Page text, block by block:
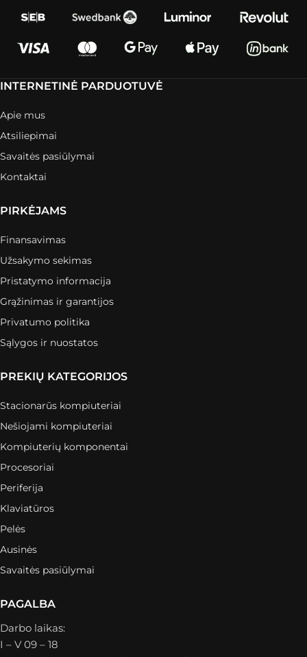
INTERNETINĖ PARDUOTUVĖ
Apie mus
Atsiliepimai
Savaitės pasiūlymai
Kontaktai
PIRKĖJAMS
Finansavimas
Užsakymo sekimas
Pristatymo informacija
Grąžinimas ir garantijos
Privatumo politika
Sąlygos ir nuostatos
PREKIŲ KATEGORIJOS
Stacionarūs kompiuteriai
Nešiojami kompiuteriai
Kompiuterių komponentai
Procesoriai
Periferija
Klaviatūros
Pelės
Ausinės
Savaitės pasiūlymai
PAGALBA
Darbo laikas:
I – V 09 – 18